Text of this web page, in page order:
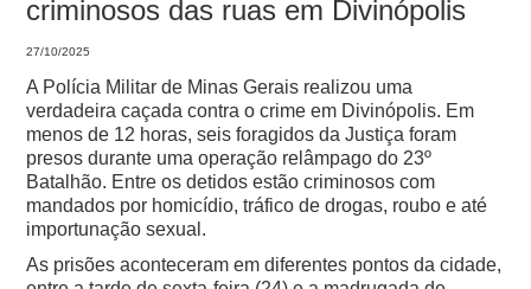
criminosos das ruas em Divinópolis
27/10/2025
A Polícia Militar de Minas Gerais realizou uma
verdadeira caçada contra o crime em Divinópolis. Em
menos de 12 horas, seis foragidos da Justiça foram
presos durante uma operação relâmpago do 23º
Batalhão. Entre os detidos estão criminosos com
mandados por homicídio, tráfico de drogas, roubo e até
importunação sexual.
As prisões aconteceram em diferentes pontos da cidade,